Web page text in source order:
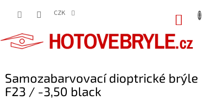
CZK
Samozabarvovací dioptrické brýle
F23 / -3,50 black